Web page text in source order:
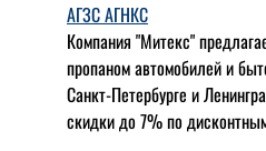
АГЗС АГНКС
Компания "Митекс"
пропаном автомобилей и
Санкт-Петербурге и
скидки до 7% по